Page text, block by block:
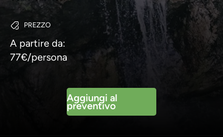
PREZZO
A partire da:
77€/persona
Aggiungi al
preventivo